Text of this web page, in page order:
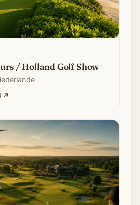
/ Holland Golf Show
↗